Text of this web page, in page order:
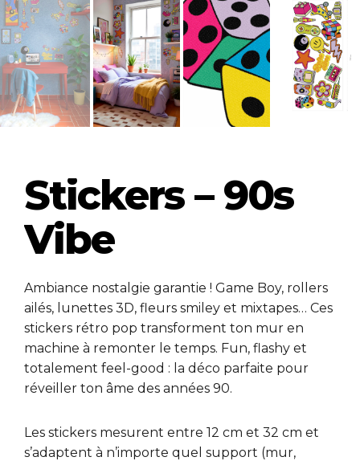
Stickers – 90s
Vibe
Ambiance nostalgie garantie ! Game Boy, rollers
ailés, lunettes 3D, fleurs smiley et mixtapes… Ces
stickers rétro pop transforment ton mur en
machine à remonter le temps. Fun, flashy et
totalement feel-good : la déco parfaite pour
réveiller ton âme des années 90.
Les stickers mesurent entre 12 cm et 32 cm et
s’adaptent à n’importe quel support (mur,